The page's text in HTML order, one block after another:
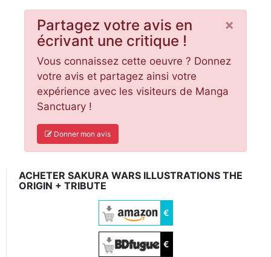
×
Partagez votre avis en
écrivant une critique !
Vous connaissez cette oeuvre ? Donnez
votre avis et partagez ainsi votre
expérience avec les visiteurs de Manga
Sanctuary !
Donner mon avis
ACHETER SAKURA WARS ILLUSTRATIONS THE
ORIGIN + TRIBUTE
€
€